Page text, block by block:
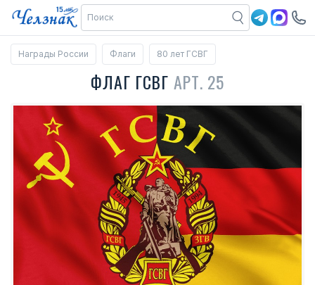
Награды России Флаги 80 лет ГСВГ
ФЛАГ ГСВГ АРТ. 25